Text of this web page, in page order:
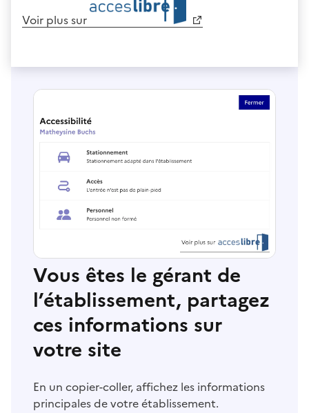
Voir plus sur
Vous êtes le gérant de
l’établissement, partagez
ces informations sur
votre site
En un copier-coller, affichez les informations
principales de votre établissement.